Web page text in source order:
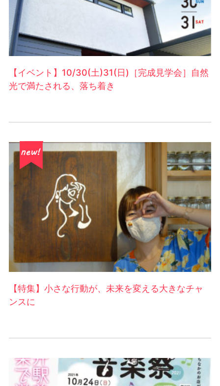
【イベント】10/30(土)31(日)［完成見学会］自然
光で満たされる、落ち着き
【特集】小さな行動が、未来を変える大きなチャ
ンスに